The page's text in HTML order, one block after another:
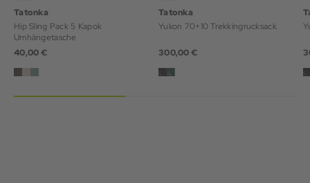
Tatonka
Hip Sling Pack 5 Kapok
Umhängetasche
40,00 €
Tatonka
Yukon 70+10 Trekkingrucksack
300,00 €